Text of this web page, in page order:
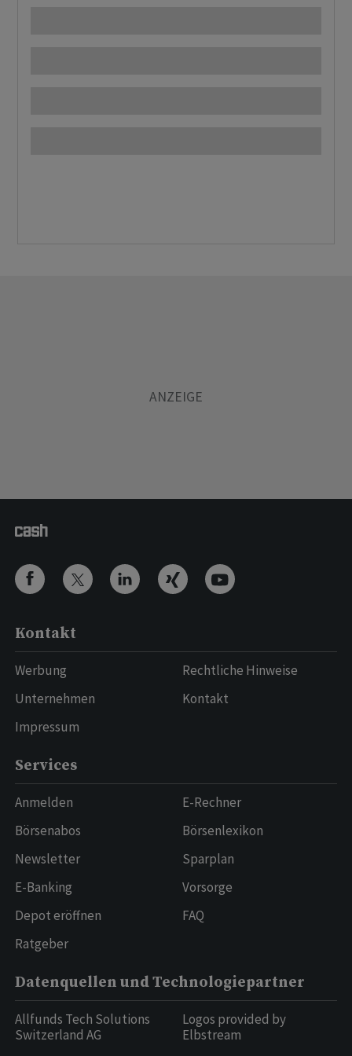
Kontakt
Werbung
Unternehmen
Impressum
Rechtliche Hinweise
Kontakt
Services
Anmelden
Börsenabos
Newsletter
E-Banking
Depot eröffnen
Ratgeber
E-Rechner
Börsenlexikon
Sparplan
Vorsorge
FAQ
Datenquellen und Technologiepartner
Allfunds Tech Solutions
Switzerland AG
Logos provided by
Elbstream